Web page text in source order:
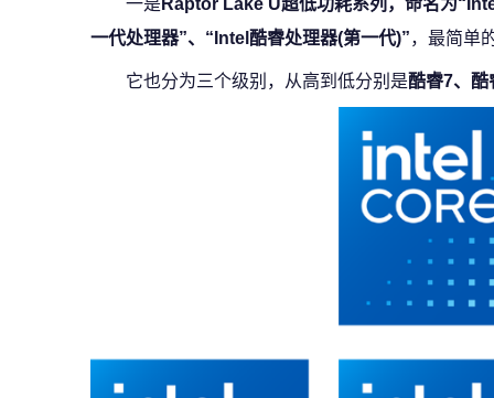
一代处理器”、“Intel酷睿处理器(第一代)”，最简单
它也分为三个级别，从高到低分别是酷睿7、酷